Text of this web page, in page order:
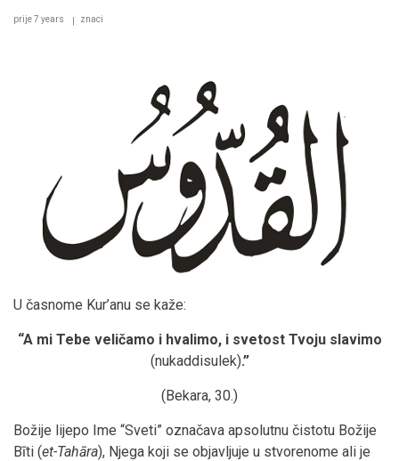
prije 7 years znaci
U časnome Kur’anu se kaže:
“A mi Tebe veličamo i hvalimo, i svetost Tvoju slavimo
(nukaddisulek).”
(Bekara, 30.)
Božije lijepo Ime “Sveti” označava apsolutnu čistotu Božije
Bīti (et-Tahāra), Njega koji se objavljuje u stvorenome ali je